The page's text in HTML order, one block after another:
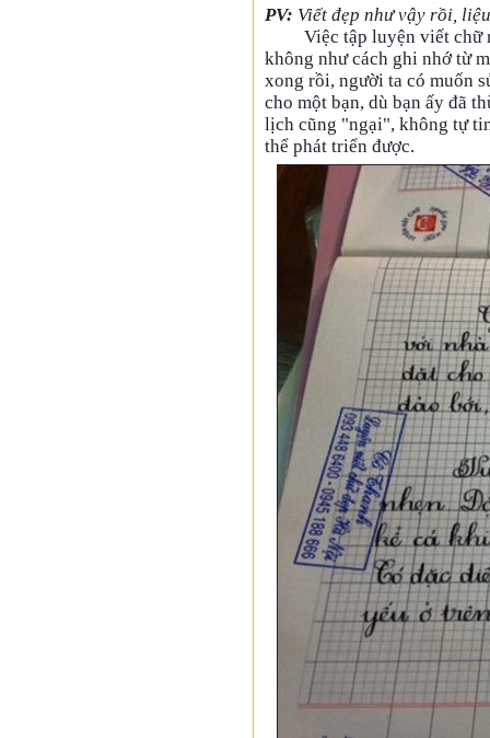
PV: Viết đẹp như vậy rồi,
Việc tập luyện viết chữ
không như cách ghi nhớ từ
xong rồi, người ta có muốn
cho một bạn, dù bạn ấy đã
lịch cũng "ngại", không tự
thể phát triển được.